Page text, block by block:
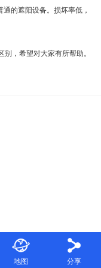
的遮阳设备。损坏率低，
，希望对大家有所帮助。
地图 分享